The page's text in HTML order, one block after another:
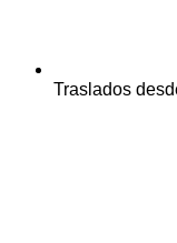
Traslados